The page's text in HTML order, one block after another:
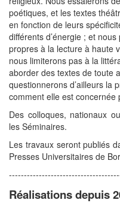
poétiques, et les textes
en fonction de leurs
différents d’énergie ; et
propres à la lecture à haute
nous limiterons pas à la
aborder des textes de toute
questionnerons d’ailleurs la
comment elle est concernée
Des colloques, nationaux
les Séminaires.
Les travaux seront publiés
Presses Universitaires de
Réalisations depuis